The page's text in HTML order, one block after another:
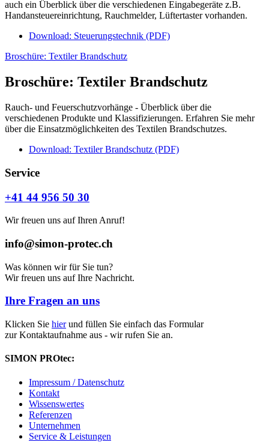
auch ein Überblick über die verschiedenen Eingabegeräte z.B.
Handansteuereinrichtung, Rauchmelder, Lüftertaster vorhanden.
Download: Steuerungstechnik (PDF)
Broschüre: Textiler Brandschutz
Broschüre: Textiler Brandschutz
Rauch- und Feuerschutzvorhänge - Überblick über die
verschiedenen Produkte und Klassifizierungen. Erfahren Sie mehr
über die Einsatzmöglichkeiten des Textilen Brandschutzes.
Download: Textiler Brandschutz (PDF)
Service
+41 44 956 50 30
Wir freuen uns auf Ihren Anruf!
info@simon-protec.ch
Was können wir für Sie tun?
Wir freuen uns auf Ihre Nachricht.
Ihre Fragen an uns
Klicken Sie hierund füllen Sie einfach das Formular
zur Kontaktaufnahme aus - wir rufen Sie an.
SIMON PROtec:
Impressum / Datenschutz
Kontakt
Wissenswertes
Referenzen
Unternehmen
Service & Leistungen